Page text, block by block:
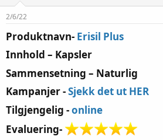
s
t
a
r
t
r
2/6/22
Produktnavn- Erisil Plus
Innhold – Kapsler
Sammensetning – Naturlig
Kampanjer -Sjekk det ut HER
Tilgjengelig -online
Evaluering-